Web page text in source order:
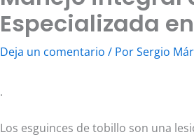
Especializada
Deja un comentario / PorSergio
.
Los esguinces de tobillo son una